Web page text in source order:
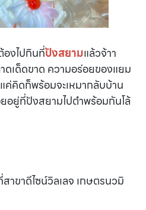
องไปกินที่ปังสยามแล้วจ้าา
เด็ดขาด ความอร่อยของแยม
คิดก็พร้อมจะเหมากลับบ้าน
อยู่ที่ปังสยามไปตำพร้อมกันโล้
าขาดีไซน์วิลเลจ เกษตรนวมิ